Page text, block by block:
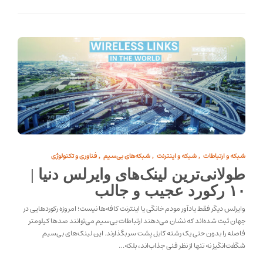
شبکه و ارتباطات , شبکه و اینترنت , شبکه‌های بی‌سیم , فناوری و تکنولوژی
طولانی‌ترین لینک‌های وایرلس دنیا |
۱۰ رکورد عجیب و جالب
وایرلس دیگر فقط یادآور مودم خانگی یا اینترنت کافه‌ها نیست؛ امروزه رکوردهایی در
جهان ثبت شده‌اند که نشان می‌دهند ارتباطات بی‌سیم می‌توانند صدها کیلومتر
فاصله را بدون حتی یک رشته کابل پشت سر بگذارند. این لینک‌های بی‌سیم
شگفت‌انگیز نه تنها از نظر فنی جذاب‌اند، بلکه…